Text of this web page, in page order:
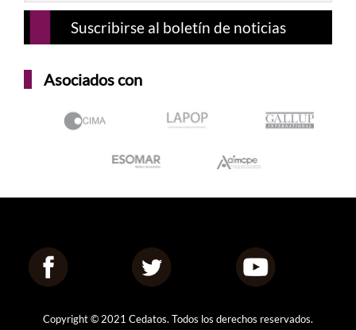
Asociados con
Copyright © 2021 Cedatos. Todos los derechos reservados.